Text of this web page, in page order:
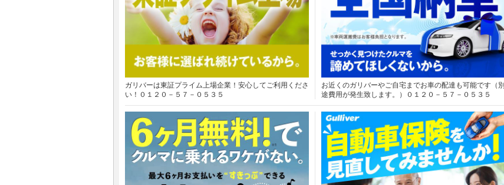
ガリバーは東証プライム上場企業！安心してご利用くださ
い！０１２０－５７－０５３５
お近くのガリバーやご自宅までお車の配達も可能です（別
途費用が発生致します。）０１２０－５７－０５３５